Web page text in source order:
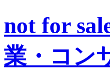
not for
業・コン